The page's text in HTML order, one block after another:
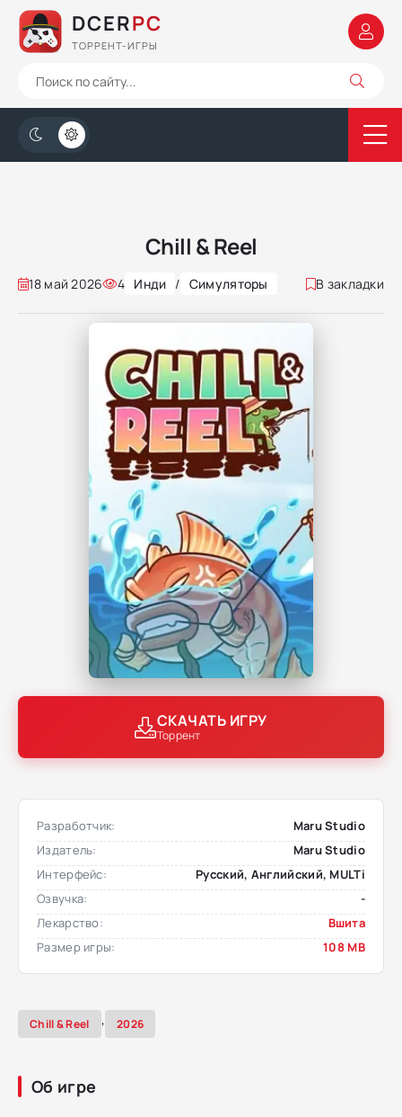
DCERPC
ТОРРЕНТ-ИГРЫ
Chill & Reel
18 май 2026 4 Инди / Симуляторы В закладки
СКАЧАТЬ ИГРУ
Торрент
Разработчик:
Maru Studio
Издатель:
Maru Studio
Интерфейс:
Русский, Английский, MULTi
Озвучка:
-
Лекарство:
Вшита
Размер игры:
108 MB
Chill & Reel , 2026
Об игре